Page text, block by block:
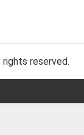
rights reserved.